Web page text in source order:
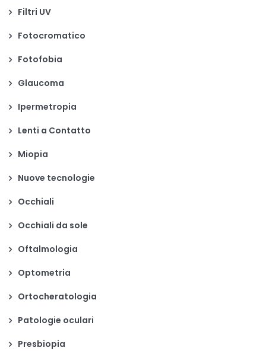
Filtri UV
Fotocromatico
Fotofobia
Glaucoma
Ipermetropia
Lenti a Contatto
Miopia
Nuove tecnologie
Occhiali
Occhiali da sole
Oftalmologia
Optometria
Ortocheratologia
Patologie oculari
Presbiopia